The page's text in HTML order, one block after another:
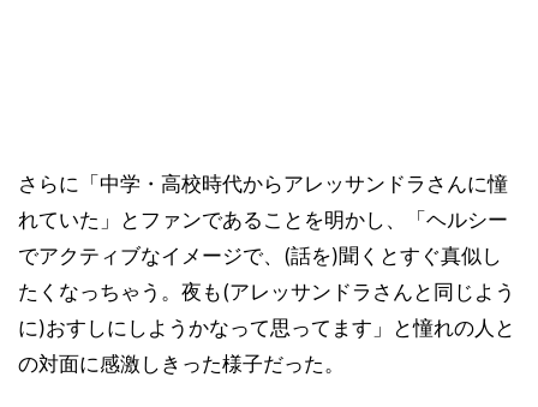
さらに「中学・高校時代からアレッサンドラさんに憧
れていた」とファンであることを明かし、「ヘルシー
でアクティブなイメージで、(話を)聞くとすぐ真似し
たくなっちゃう。夜も(アレッサンドラさんと同じよう
に)おすしにしようかなって思ってます」と憧れの人と
の対面に感激しきった様子だった。